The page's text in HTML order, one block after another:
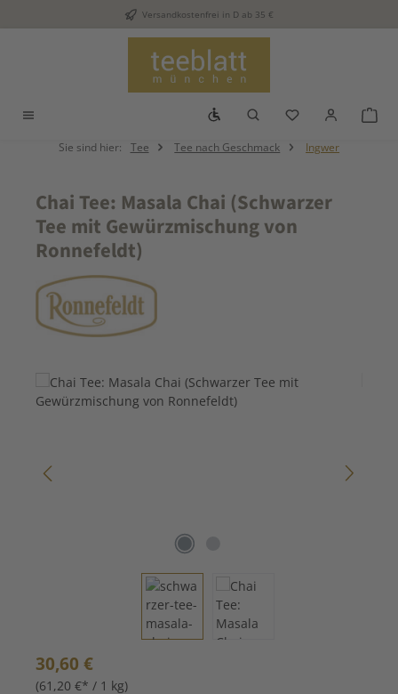
Zum Hauptinhalt springenVersandkostenfrei in D ab 35 €
Werkzeugleiste anzeigen
Du hast 0
Sie sind hier: Tee Tee nach Geschmack Ingwer
Chai Tee: Masala Chai (Schwarzer
Tee mit Gewürzmischung von
Ronnefeldt)
Bildergalerie überspringen
Regulärer Preis:
30,60 €
(61,20 €* / 1 kg)